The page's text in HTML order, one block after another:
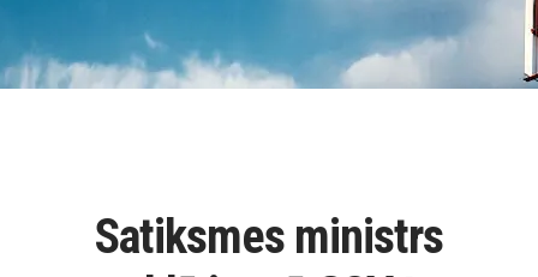
Satiksmes ministrs